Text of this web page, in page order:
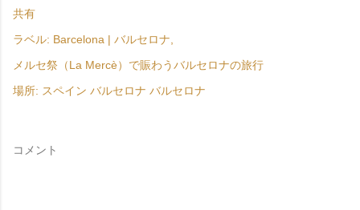
共有
ラベル: Barcelona | バルセロナ
メルセ祭（La Mercè）で賑わうバルセロナの旅行
場所: スペイン バルセロナ バルセロナ
コメント